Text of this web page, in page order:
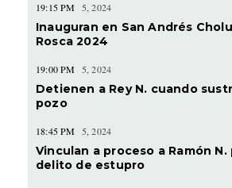
19:15 PM 5, 2024
Inauguran en San Andrés
Rosca 2024
19:00 PM 5, 2024
Detienen a Rey N. cuando
pozo
18:45 PM 5, 2024
Vinculan a proceso a Ramón
delito de estupro